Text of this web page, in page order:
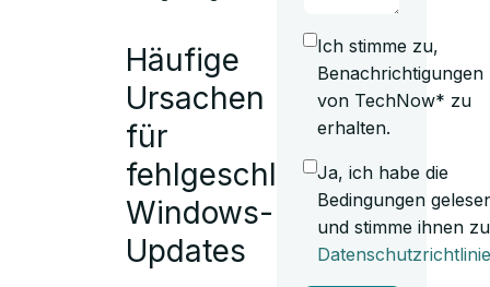
Häufige
Ursachen
für
fehlgeschlagene
Windows-
Updates
Ich stimme zu,
Benachrichtigungen
von TechNow* zu
erhalten.
Ja, ich habe die
Bedingungen
und stimme ihnen
Datenschutzrichtlinie